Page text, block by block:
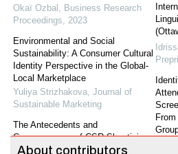
Okaï Ozbal
Business Research
Proceedings
2023
Environmental and Social
Sustainability: A Consumer Cultural
Identity Perspective in the Global-
Local Marketplace
Yuliya Strizhakova Journal of
Sustainable Marketing
The Antecedents and
Consequences of CSR Skepticism:
An Integrated Framework.
About contributors